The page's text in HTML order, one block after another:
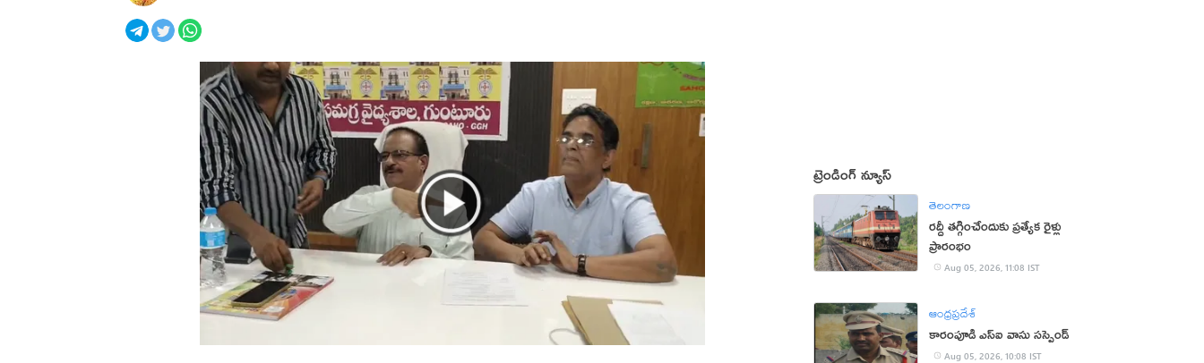
ట్రెండింగ్ న్యూస్
తెలంగాణ
రద్దీ తగ్గించేందుకు ప్రత్యేక రైళ్లు
ప్రారంభం
Aug 05, 2026, 11:08 IST
ఆంధ్రప్రదేశ్
కారంపూడి ఎస్ఐ వాసు స‌స్పెండ్‌
Aug 05, 2026, 10:08 IST